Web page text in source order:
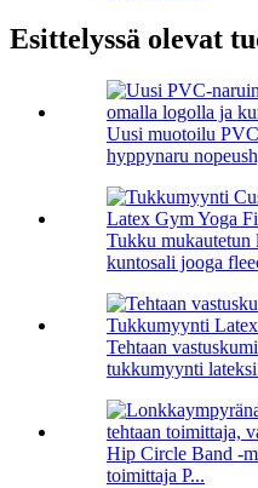
Esittelyssä olevat
Uusi muotoilu
hyppynaru
Tukku mukautetun
kuntosali jooga
Tehtaan
tukkumyynti
Hip Circle Band -
toimittaja P...